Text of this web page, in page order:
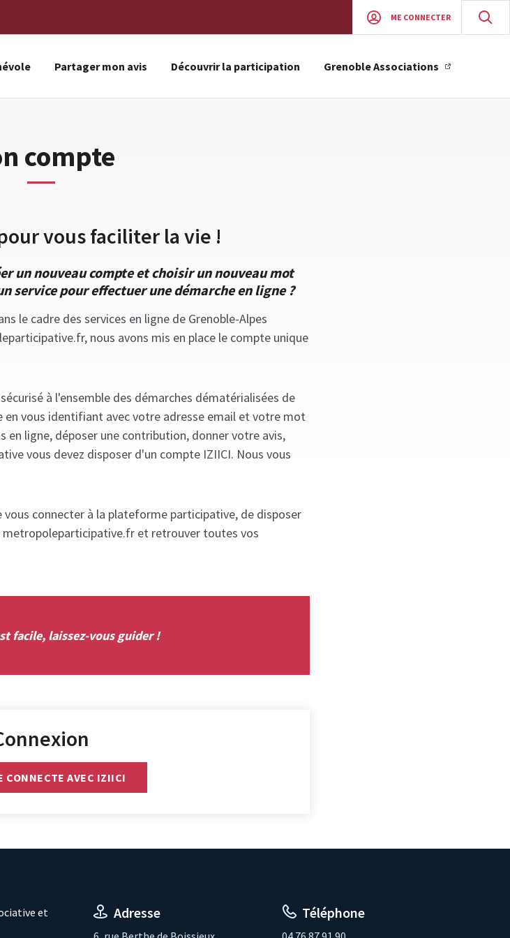
ME CONNECTER
Partager mon avis Découvrir la participation Grenoble Associations
compte
vous faciliter la vie !
un nouveau compte et choisir un nouveau mot
service pour effectuer une démarche en ligne ?
le cadre des services en ligne de Grenoble-Alpes
nous avons mis en place le compte unique
à l'ensemble des démarches dématérialisées de
en vous identifiant avec votre adresse email et votre mot
en ligne, déposer une contribution, donner votre avis,
vous devez disposer d'un compte IZIICI. Nous vous
connecter à la plateforme participative, de disposer
et retrouver toutes vos
facile, laissez-vous guider !
CONNECTE AVEC IZIICI
et
Adresse Téléphone